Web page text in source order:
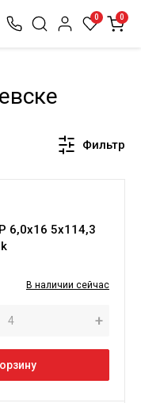
0 0
Фильтр
6,0х16 5х114,3
В наличии сейчас
+